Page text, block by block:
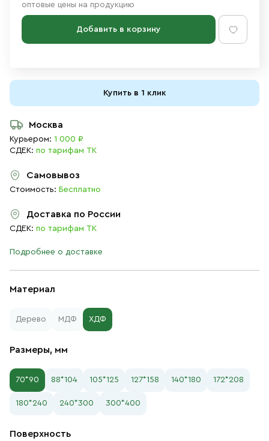
Материал
Дерево МДФ ХДФ
Размеры, мм
70*90 88*104 105*125 127*158 140*180 172*208
180*240 240*300 300*400
Поверхность
оптовые цены на продукцию
Добавить в корзину
Купить в 1 клик
Москва
Курьером: 1 000 ₽
СДЕК: по тарифам ТК
Самовывоз
Стоимость: Бесплатно
Доставка по России
СДЕК: по тарифам ТК
Подробнее о доставке